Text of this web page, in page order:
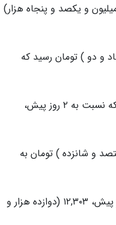
نسبت به ۲ روز پیش، ۱۵,۱۵۰,۰۰۰ (پانزده میلیون و یکصد و پنجاه هزار)
و یکصد و هشتاد و دو ) تومان رسید که
یورو مبادله ای، امروز به ۴۹,۰۱۵ (چهل و نه هزار و پانزده ) تومان رسید که نسبت به ۲ روز پیش،
و چهار هزار و هشتصد و شانزده ) تومان به
همچنین درهم امارات مبادله ای با افزایش ۰.۲۱ درصدی نسبت به ۲ روز پیش، ۱۲,۳۰۳ (دوازده هزار و